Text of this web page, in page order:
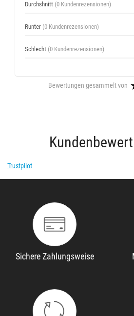
Durchshnitt (0 Kundenrezensionen)
Runter (0 Kundenrezensionen)
Schlecht (0 Kundenrezensionen)
Bewertungen gesammelt von
Trustpilot
Sichere Zahlungsweise